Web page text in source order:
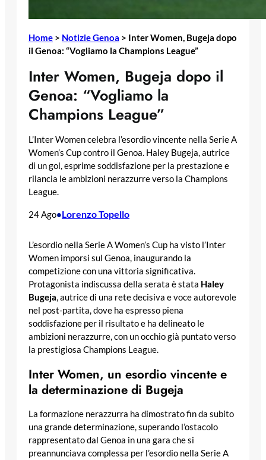
Home > Notizie Genoa > Inter Women, Bugeja dopo
il Genoa: “Vogliamo la Champions League”
Inter Women, Bugeja dopo il
Genoa: “Vogliamo la
Champions League”
L’Inter Women celebra l’esordio vincente nella Serie A
Women’s Cup contro il Genoa. Haley Bugeja, autrice
di un gol, esprime soddisfazione per la prestazione e
rilancia le ambizioni nerazzurre verso la Champions
League.
24 Ago•Lorenzo Topello
L’esordio nella Serie A Women’s Cup ha visto l’Inter
Women imporsi sul Genoa, inaugurando la
competizione con una vittoria significativa.
Protagonista indiscussa della serata è stata Haley
Bugeja, autrice di una rete decisiva e voce autorevole
nel post-partita, dove ha espresso piena
soddisfazione per il risultato e ha delineato le
ambizioni nerazzurre, con un occhio già puntato verso
la prestigiosa Champions League.
Inter Women, un esordio vincente e
la determinazione di Bugeja
La formazione nerazzurra ha dimostrato fin da subito
una grande determinazione, superando l’ostacolo
rappresentato dal Genoa in una gara che si
preannunciava complessa per l’esordio nella Serie A